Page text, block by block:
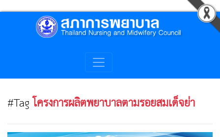
#Tagโครงการผลิตพยาบาลตามรอยสมเด็จย่า